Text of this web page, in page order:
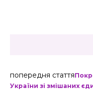
попередня стаття
України зі змішаних